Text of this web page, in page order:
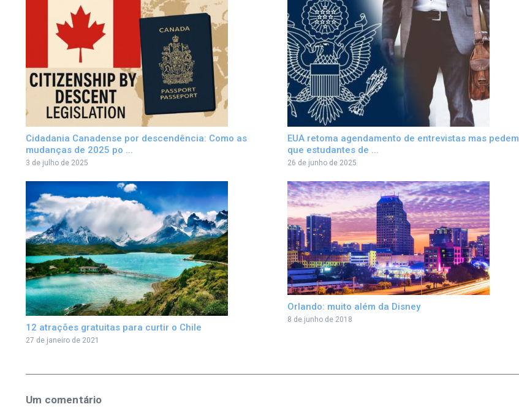
Cidadania Canadense por descendência: Como as
mudanças de 2025 po ...
3 de julho de 2025
EUA retoma agendamento de entrevistas mas pedem
que estudantes de ...
26 de junho de 2025
12 atrações gratuitas para curtir o Chile
27 de janeiro de 2021
Orlando: muito além da Disney
8 de junho de 2018
Um comentário